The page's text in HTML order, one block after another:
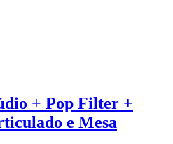
+ Pop Filter +
e Mesa